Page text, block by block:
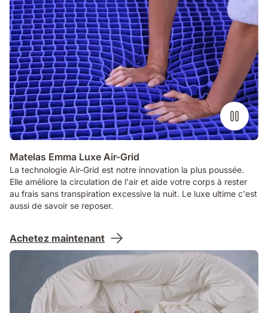
Matelas Emma Luxe Air-Grid
La technologie Air-Grid est notre innovation la plus poussée.
Elle améliore la circulation de l'air et aide votre corps à rester
au frais sans transpiration excessive la nuit. Le luxe ultime c'est
aussi de savoir se reposer.
Achetez maintenant